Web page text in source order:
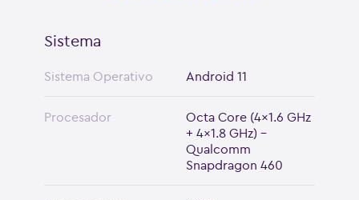
Sistema
Sistema Operativo Android 11
Procesador
Octa Core (4x1.6 GHz
+ 4x1.8 GHz) -
Qualcomm
Snapdragon 460